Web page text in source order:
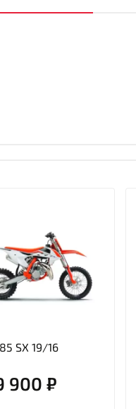
SX 19/16
900 ₽